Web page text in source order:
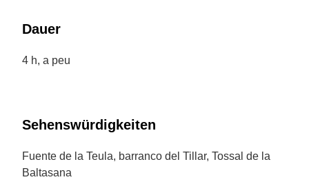
Dauer
4 h, a peu
Sehenswürdigkeiten
Fuente de la Teula, barranco del Tillar, Tossal de la
Baltasana